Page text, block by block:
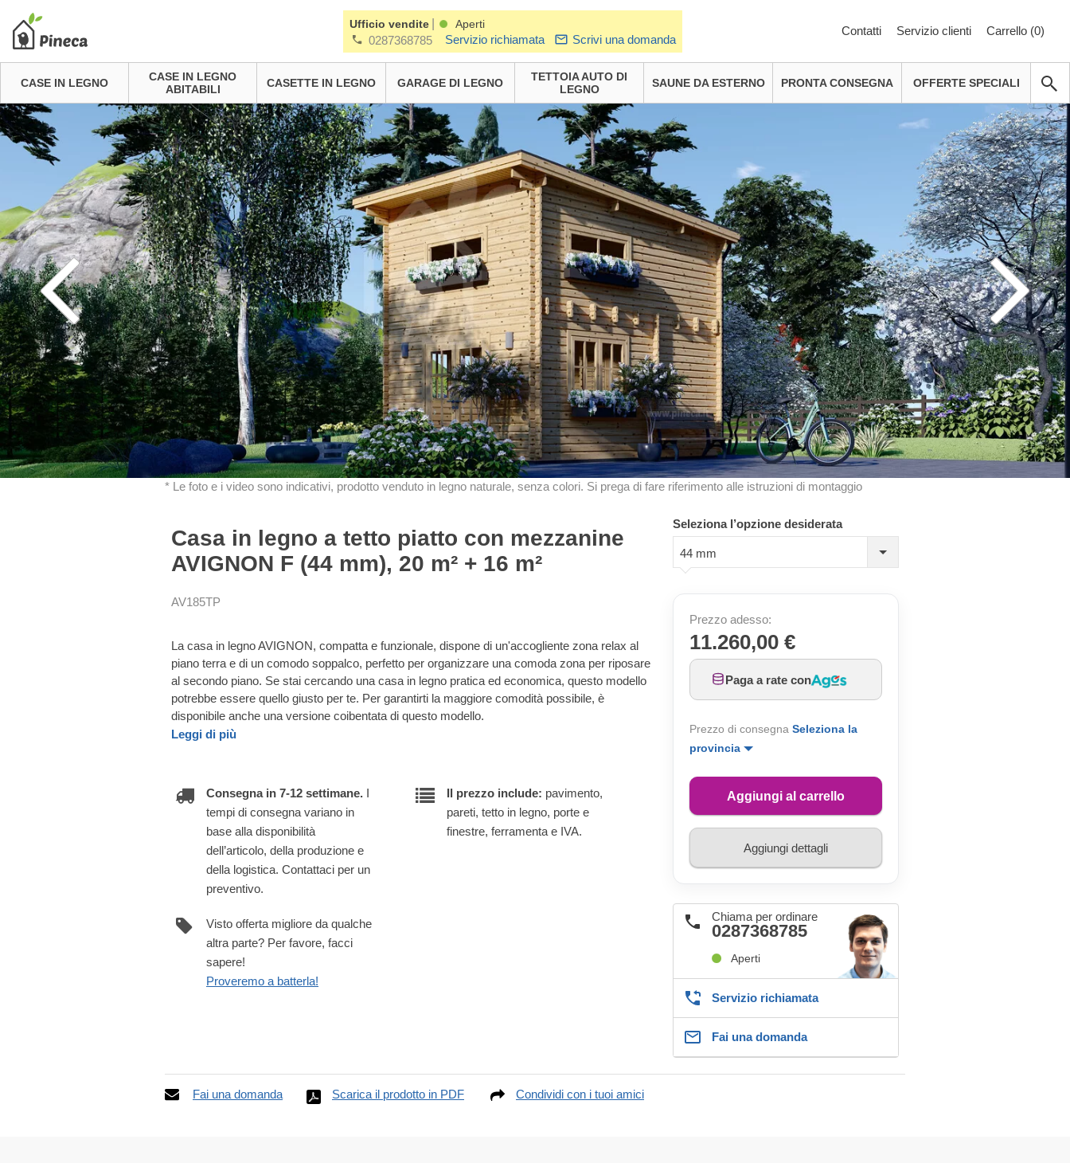
Ufficio vendite Aperti
0287368785 Servizio richiamata Scrivi una domanda
Contatti Servizio clienti Carrello (0)
CASE IN LEGNO
CASE IN LEGNO
ABITABILI
CASETTE IN LEGNO GARAGE DI LEGNO
TETTOIA AUTO DI
LEGNO
SAUNE DA ESTERNO PRONTA CONSEGNA OFFERTE SPECIALI
* Le foto e i video sono indicativi, prodotto venduto in legno naturale, senza colori. Si prega di fare riferimento alle istruzioni di montaggio
Casa in legno a tetto piatto con mezzanine
AVIGNON F (44 mm), 20 m² + 16 m²
AV185TP
La casa in legno AVIGNON, compatta e funzionale, dispone di un'accogliente zona relax al
piano terra e di un comodo soppalco, perfetto per organizzare una comoda zona per riposare
al secondo piano. Se stai cercando una casa in legno pratica ed economica, questo modello
potrebbe essere quello giusto per te. Per garantirti la maggiore comodità possibile, è
disponibile anche una versione coibentata di questo modello.
Leggi di più
Consegna in 7-12 settimane. I
tempi di consegna variano in
base alla disponibilità
dell’articolo, della produzione e
della logistica. Contattaci per un
preventivo.
Il prezzo include: pavimento,
pareti, tetto in legno, porte e
finestre, ferramenta e IVA.
Visto offerta migliore da qualche
altra parte? Per favore, facci
sapere!
Proveremo a batterla!
Seleziona l’opzione desiderata
44 mm
Prezzo adesso:
11.260,00 €
Paga a rate con
Prezzo di consegna Seleziona la
provincia
Aggiungi al carrello
Aggiungi dettagli
Chiama per ordinare
0287368785
Aperti
Servizio richiamata
Fai una domanda
Fai una domanda Scarica il prodotto in PDF Condividi con i tuoi amici